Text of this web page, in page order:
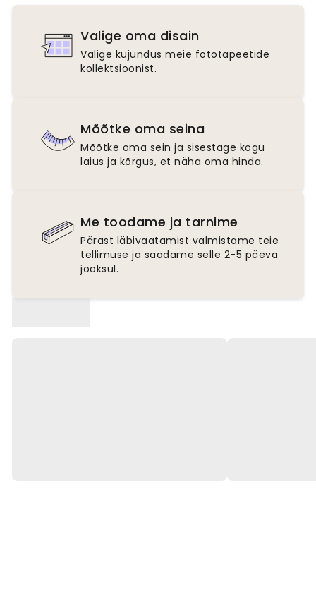
Valige oma disain
Valige kujundus meie fototapeetide
kollektsioonist.
Mõõtke oma seina
Mõõtke oma sein ja sisestage kogu
laius ja kõrgus, et näha oma hinda.
Me toodame ja tarnime
Pärast läbivaatamist valmistame teie
tellimuse ja saadame selle 2-5 päeva
jooksul.